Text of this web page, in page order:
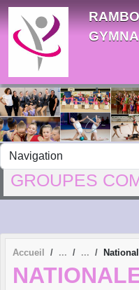
GROUPES
Accueil
Panneau de gestion des